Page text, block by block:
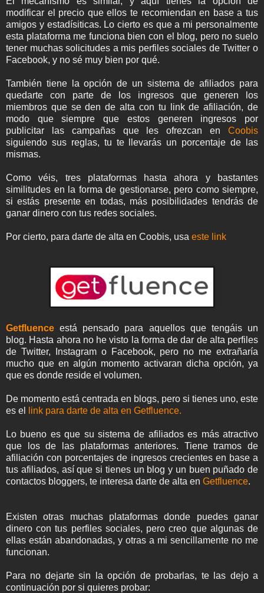
modificar el precio que ellos te recomiendan en base a tus
amigos y estadísiticas. Lo cierto es que a mi personalmente
esta plataforma me funciona bien con el blog, pero no suelo
tener muchas solicitudes a mis perfiles sociales de Twitter o
Facebook, y no sé muy bien por qué.
También tiene la opción de un sistema de afiliados para
quedarte con parte de los ingresos que generen los
miembros que se den de alta con tu link de afiliación, de
modo que siempre que estos generen ingresos por
publicitar las campañas que les ofrezcan en Coobis
siguiendo sus reglas, tu te llevarás un porcentaje de las
mismas.
Como véis, tres plataformas hasta ahora y bastantes
similitudes en la forma de gestionarse, pero como siempre,
si estás presente en todas, más posibilidades tendrás de
ganar dinero con tus redes sociales.
Por cierto, para darte de alta en Coobis, usa este link
Getfluenceestá pensado para aquellos que tengáis un
blog. Hasta ahora no he visto la forma de dar de alta perfiles
de Twitter, Instagram o Facebook, pero no me extrañaría
mucho que en algún momento activaran dicha opción, ya
que es donde reside el volumen.
De momento está centrada en blogs, pero si tienes uno, este
es el
link para darte de alta en Getfluence.
Lo bueno es que su sistema de afiliados es más atractivo
que los de las plataformas anteriores. Tiene tramos de
afiliación con porcentajes de ingresos crecientes en base a
tus afiliados, así que si tienes un blog y un buen puñado de
contactos bloggers, te interesa darte de alta en Getfluence.
Existen otras muchas plataformas donde puedes ganar
dinero con tus perfiles sociales, pero creo que algunas de
ellas están abandonadas, y otras a mi sencillamente no me
funcionan.
Para no dejarte sin la opción de probarlas, te las dejo a
continuación por si quieres probar: